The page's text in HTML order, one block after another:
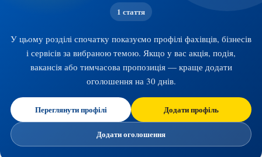
1 стаття
У цьому розділі спочатку показуємо профілі фахівців, бізнесів
і сервісів за вибраною темою. Якщо у вас акція, подія,
вакансія або тимчасова пропозиція — краще додати
оголошення на 30 днів.
Переглянути профілі Додати профіль
Додати оголошення